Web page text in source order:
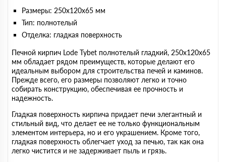
Размеры: 250х120х65 мм
Тип: полнотелый
Отделка: гладкая поверхность
Печной кирпич Lode Tybet полнотелый гладкий, 250х120х65
мм обладает рядом преимуществ, которые делают его
идеальным выбором для строительства печей и каминов.
Прежде всего, его размеры позволяют легко и точно
собирать конструкцию, обеспечивая ее прочность и
надежность.
Гладкая поверхность кирпича придает печи элегантный и
стильный вид, что делает ее не только функциональным
элементом интерьера, но и его украшением. Кроме того,
гладкая поверхность облегчает уход за печью, так как она
легко чистится и не задерживает пыль и грязь.